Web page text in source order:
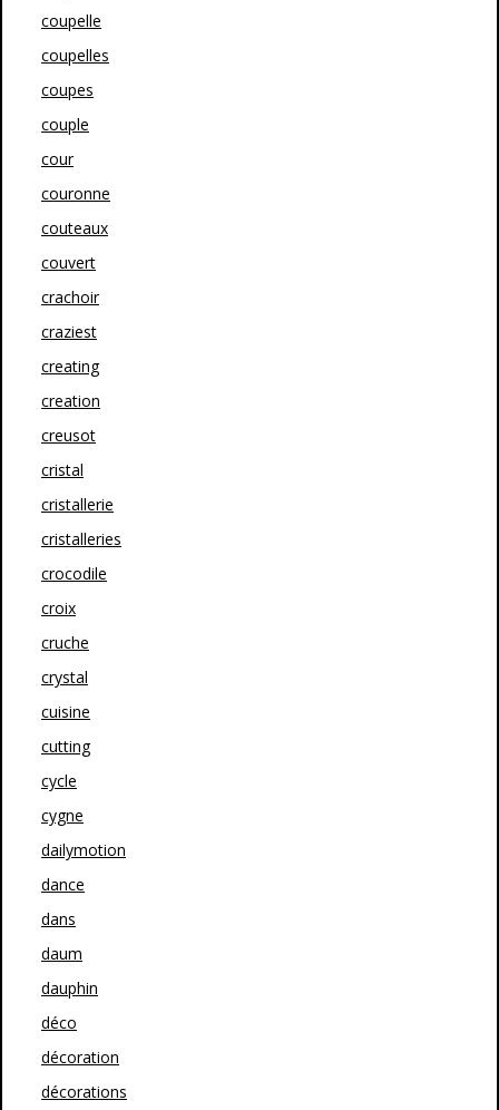
coupelle
coupelles
coupes
couple
cour
couronne
couteaux
couvert
crachoir
craziest
creating
creation
creusot
cristal
cristallerie
cristalleries
crocodile
croix
cruche
crystal
cuisine
cutting
cycle
cygne
dailymotion
dance
dans
daum
dauphin
déco
décoration
décorations